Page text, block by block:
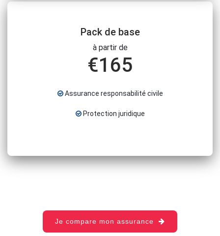
Pack de base
à partir de
€165
Assurance responsabilité civile
Protection juridique
Je compare mon assurance